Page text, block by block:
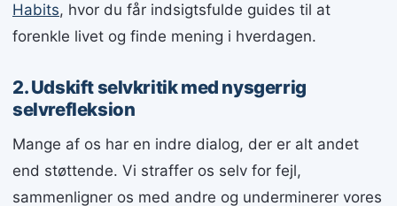
Habits, hvor du får indsigtsfulde guides til at
forenkle livet og finde mening i hverdagen.
2. Udskift selvkritik med nysgerrig
selvrefleksion
Mange af os har en indre dialog, der er alt andet
end støttende. Vi straffer os selv for fejl,
sammenligner os med andre og underminerer vores